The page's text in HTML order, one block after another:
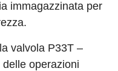
immagazzinata per
valvola P33T –
operazioni